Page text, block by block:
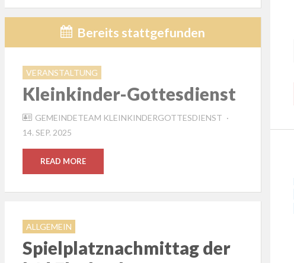
Bereits stattgefunden
VERANSTALTUNG
Kleinkinder-Gottesdienst
GEMEINDETEAM KLEINKINDERGOTTESDIENST
14. SEP. 2025
READ MORE
ALLGEMEIN
Spielplatznachmittag der